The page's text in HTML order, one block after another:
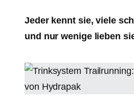
Jeder kennt sie, viele
und nur wenige lieben